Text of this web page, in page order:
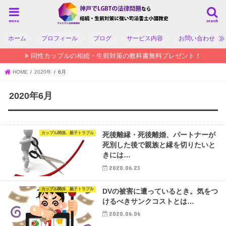
search
menu
ホーム プロフィール ブログ サービス内容 お問い合わせ
同性カップルの相続・生前対策の教科書無料プレゼント！
HOME 2020年 6月
2020年6月
カップル関係、親子トラブル
死後離縁・死後離婚、パートナーが
死別した後で親族と縁を切りたいと
きには…
2020.06.23
カップル関係、親子トラブル
DVの被害に遭っているとき。気をつ
けるべきサンクコストとは…
2020.06.06